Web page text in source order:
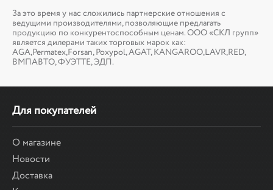
За это время у нас сложились партнерские отношения с
ведущими производителями, позволяющие предлагать
продукцию по конкурентоспособным ценам. ООО «СКЛ групп»
является дилерами таких торговых марок как:
AGA,Permatex,Forsan, Poxypol, AGAT, KANGAROO,LAVR,RED,
ВМПАВТО, ФУЭТТЕ, ЭДП.
Для покупателей
О магазине
Новости
Доставка